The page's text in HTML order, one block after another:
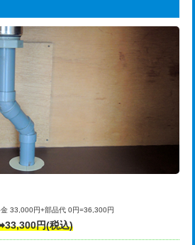
ｍまで)
グ鋼管・銅
ｍ超え)
埋め戻し作
11,000円~
/3ｍまで） 55,000円
管工事/3ｍ超
め戻し作業）
）
超え
33,000円
8,800円
理・清掃・修
ど（軽作業）
11,000円
理・清掃・修
ど（中作業）
理・清掃・修
ど（重作業）
33,000円
33,000円+部品代 0円=36,300円
円(税込)